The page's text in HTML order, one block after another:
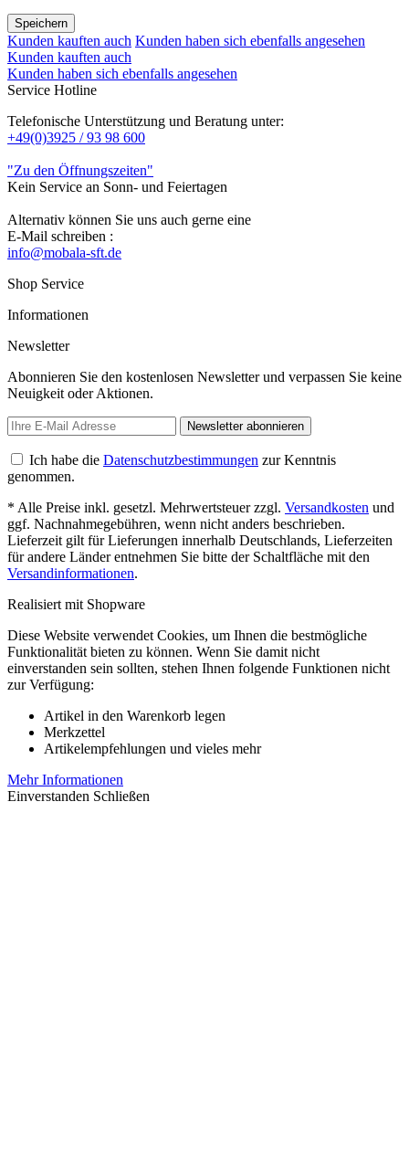
Speichern
Kunden kauften auch Kunden haben sich ebenfalls angesehen
Kunden kauften auch
Kunden haben sich ebenfalls angesehen
Service Hotline
Telefonische Unterstützung und Beratung unter:
+49(0)3925 / 93 98 600
"Zu den Öffnungszeiten"
Kein Service an Sonn- und Feiertagen
Alternativ können Sie uns auch gerne eine
E-Mail schreiben :
info@mobala-sft.de
Shop Service
Informationen
Newsletter
Abonnieren Sie den kostenlosen Newsletter und verpassen Sie keine
Neuigkeit oder Aktionen.
Newsletter abonnieren
Ich habe die Datenschutzbestimmungen zur Kenntnis
genommen.
* Alle Preise inkl. gesetzl. Mehrwertsteuer zzgl. Versandkosten und
ggf. Nachnahmegebühren, wenn nicht anders beschrieben.
Lieferzeit gilt für Lieferungen innerhalb Deutschlands, Lieferzeiten
für andere Länder entnehmen Sie bitte der Schaltfläche mit den
Versandinformationen.
Realisiert mit Shopware
Diese Website verwendet Cookies, um Ihnen die bestmögliche
Funktionalität bieten zu können. Wenn Sie damit nicht
einverstanden sein sollten, stehen Ihnen folgende Funktionen nicht
zur Verfügung:
Artikel in den Warenkorb legen
Merkzettel
Artikelempfehlungen und vieles mehr
Mehr Informationen
Einverstanden Schließen